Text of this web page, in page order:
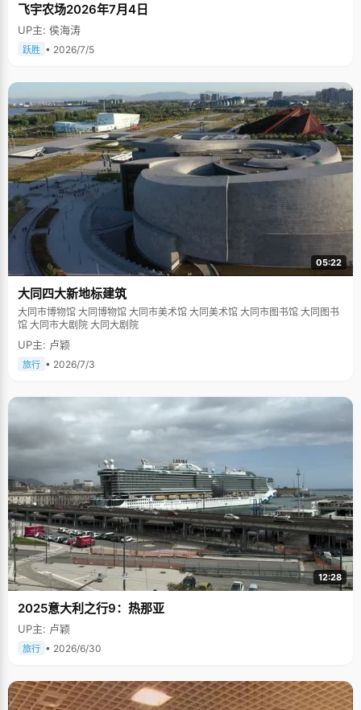
飞宇农场2026年7月4日
UP主: 侯海涛
跃胜 • 2026/7/5
05:22
大同四大新地标建筑
大同市博物馆 大同博物馆 大同市美术馆 大同美术馆 大同市图书馆 大同图书
馆 大同市大剧院 大同大剧院
UP主: 卢颖
旅行 • 2026/7/3
12:28
2025意大利之行9：热那亚
UP主: 卢颖
旅行 • 2026/6/30